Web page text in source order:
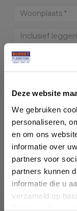
Deze website
We gebruiken
personaliseren,
en om ons
informatie over
partners voor
partners kunnen
informatie die u
verzameld op
* Verplichte velden
LET OP:
Kosten en